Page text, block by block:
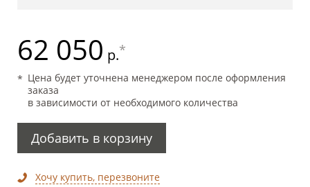
62 050 р.*
Цена будет уточнена менеджером после оформления
заказа
в зависимости от необходимого количества
Добавить в корзину
Хочу купить, перезвоните